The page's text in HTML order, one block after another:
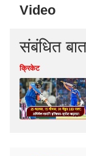
Video
संबंधित
क्रिकेट